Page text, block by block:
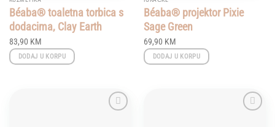
Béaba® toaletna torbica s
dodacima, Clay Earth
83,90 KM
DODAJ U KORPU
Béaba® projektor Pixie
Sage Green
69,90 KM
DODAJ U KORPU